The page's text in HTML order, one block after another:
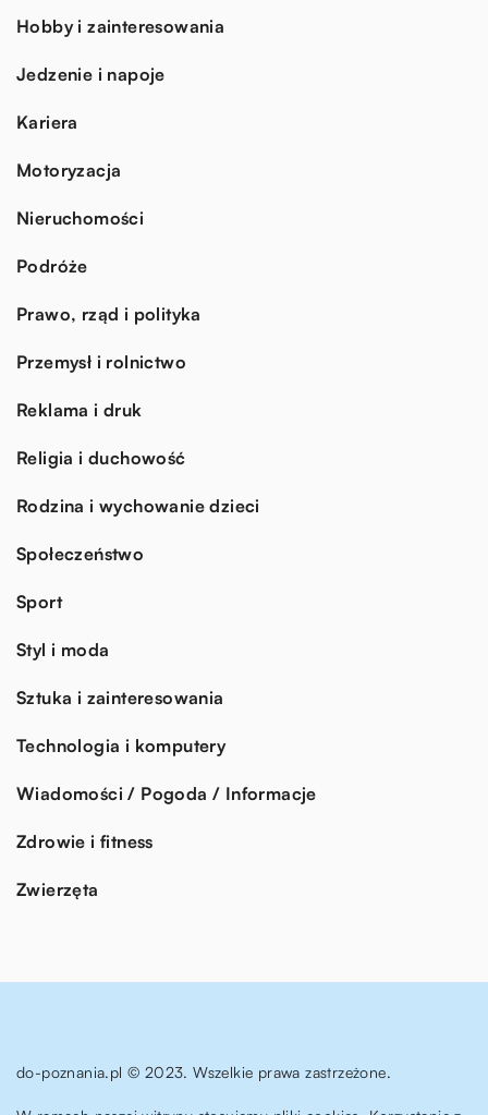
Hobby i zainteresowania
Jedzenie i napoje
Kariera
Motoryzacja
Nieruchomości
Podróże
Prawo, rząd i polityka
Przemysł i rolnictwo
Reklama i druk
Religia i duchowość
Rodzina i wychowanie dzieci
Społeczeństwo
Sport
Styl i moda
Sztuka i zainteresowania
Technologia i komputery
Wiadomości / Pogoda / Informacje
Zdrowie i fitness
Zwierzęta
do-poznania.pl © 2023. Wszelkie prawa zastrzeżone.